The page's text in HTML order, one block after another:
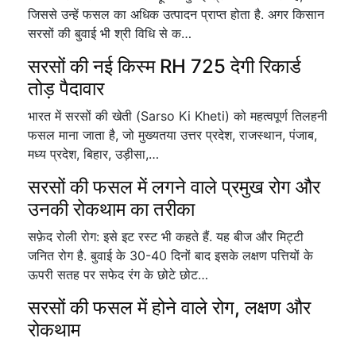
जिससे उन्हें फसल का अधिक उत्पादन प्राप्त होता है. अगर किसान
सरसों की बुवाई भी श्री विधि से क…
सरसों की नई किस्म RH 725 देगी रिकार्ड
तोड़ पैदावार
भारत में सरसों की खेती (Sarso Ki Kheti) को महत्वपूर्ण तिलहनी
फसल माना जाता है, जो मुख्यतया उत्तर प्रदेश, राजस्थान, पंजाब,
मध्य प्रदेश, बिहार, उड़ीसा,…
सरसों की फसल में लगने वाले प्रमुख रोग और
उनकी रोकथाम का तरीका
सफ़ेद रोली रोग: इसे इट रस्ट भी कहते हैं. यह बीज और मिट्टी
जनित रोग है. बुवाई के 30-40 दिनों बाद इसके लक्षण पत्तियों के
ऊपरी सतह पर सफेद रंग के छोटे छोट…
सरसों की फसल में होने वाले रोग, लक्षण और
रोकथाम